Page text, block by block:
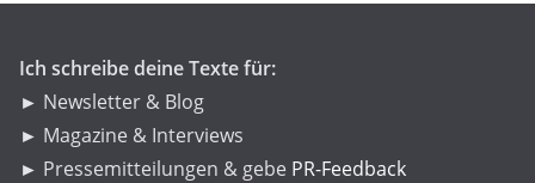
Ich schreibe deine Texte für:
► Newsletter & Blog
► Magazine & Interviews
► Pressemitteilungen & gebe PR-Feedback